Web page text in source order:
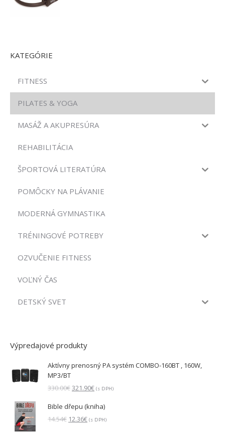
KATEGÓRIE
FITNESS
PILATES & YOGA
MASÁŽ A AKUPRESÚRA
REHABILITÁCIA
ŠPORTOVÁ LITERATÚRA
POMÔCKY NA PLÁVANIE
MODERNÁ GYMNASTIKA
TRÉNINGOVÉ POTREBY
OZVUČENIE FITNESS
VOĽNÝ ČAS
DETSKÝ SVET
Výpredajové produkty
Aktívny prenosný PA systém COMBO-160BT , 160W,
MP3/BT
330.00€Pôvodná
bola:
330.00€.
321.90€Aktuálna
je:
321.90€.
(s DPH)
Bible dřepu (kniha)
14.54€ Pôvodná
12.36€Aktuálna
(s DPH)